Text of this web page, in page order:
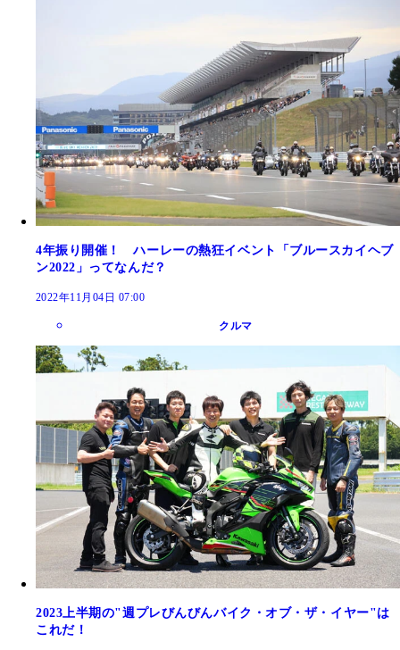
4年振り開催！ ハーレーの熱狂イベント「ブルースカイヘブ
ン2022」ってなんだ？
2022年11月04日 07:00
クルマ
2023上半期の"週プレびんびんバイク・オブ・ザ・イヤー"は
これだ！